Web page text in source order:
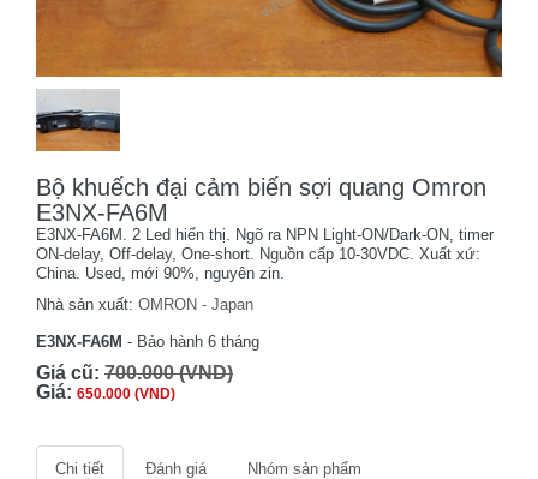
Bộ khuếch đại cảm biến sợi quang Omron
E3NX-FA6M
E3NX-FA6M. 2 Led hiển thị. Ngõ ra NPN Light-ON/Dark-ON, timer
ON-delay, Off-delay, One-short. Nguồn cấp 10-30VDC. Xuất xứ:
China. Used, mới 90%, nguyên zin.
Nhà sản xuất: OMRON - Japan
E3NX-FA6M - Bảo hành 6 tháng
Giá cũ: 700.000 (VND)
Giá: 650.000 (VND)
Chi tiết Đánh giá Nhóm sản phẩm